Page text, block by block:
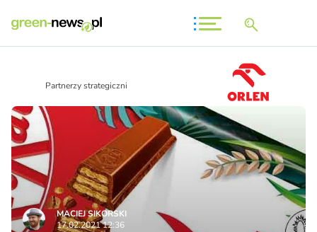
Partnerzy strategiczni
MACIEJ SIKORSKI
17.02.2021 12:36